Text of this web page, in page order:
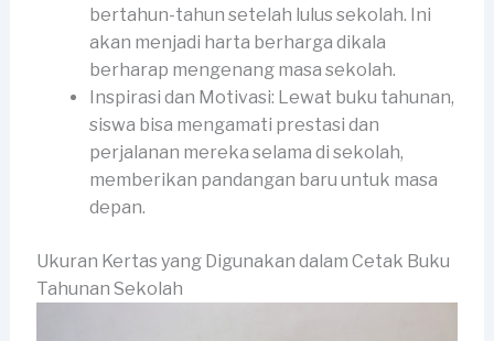
bertahun-tahun setelah lulus sekolah. Ini
akan menjadi harta berharga dikala
berharap mengenang masa sekolah.
Inspirasi dan Motivasi: Lewat buku tahunan,
siswa bisa mengamati prestasi dan
perjalanan mereka selama di sekolah,
memberikan pandangan baru untuk masa
depan.
Ukuran Kertas yang Digunakan dalam Cetak Buku
Tahunan Sekolah